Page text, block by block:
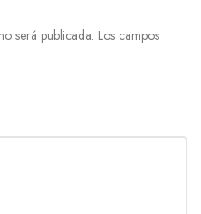
será publicada. Los campos